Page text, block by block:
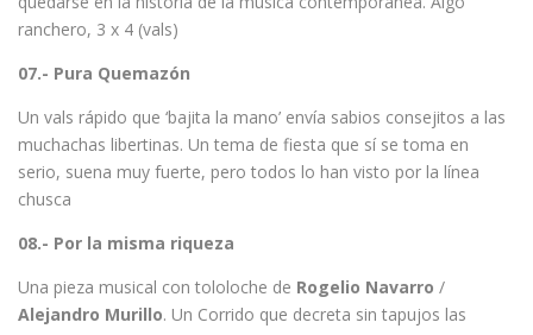
ranchero, 3 x 4 (vals)
07.- Pura Quemazón
Un vals rápido que ‘bajita la mano’ envía sabios consejitos a las
muchachas libertinas. Un tema de fiesta que sí se toma en
serio, suena muy fuerte, pero todos lo han visto por la línea
chusca
08.- Por la misma riqueza
Una pieza musical con tololoche de Rogelio Navarro /
Alejandro Murillo. Un Corrido que decreta sin tapujos las